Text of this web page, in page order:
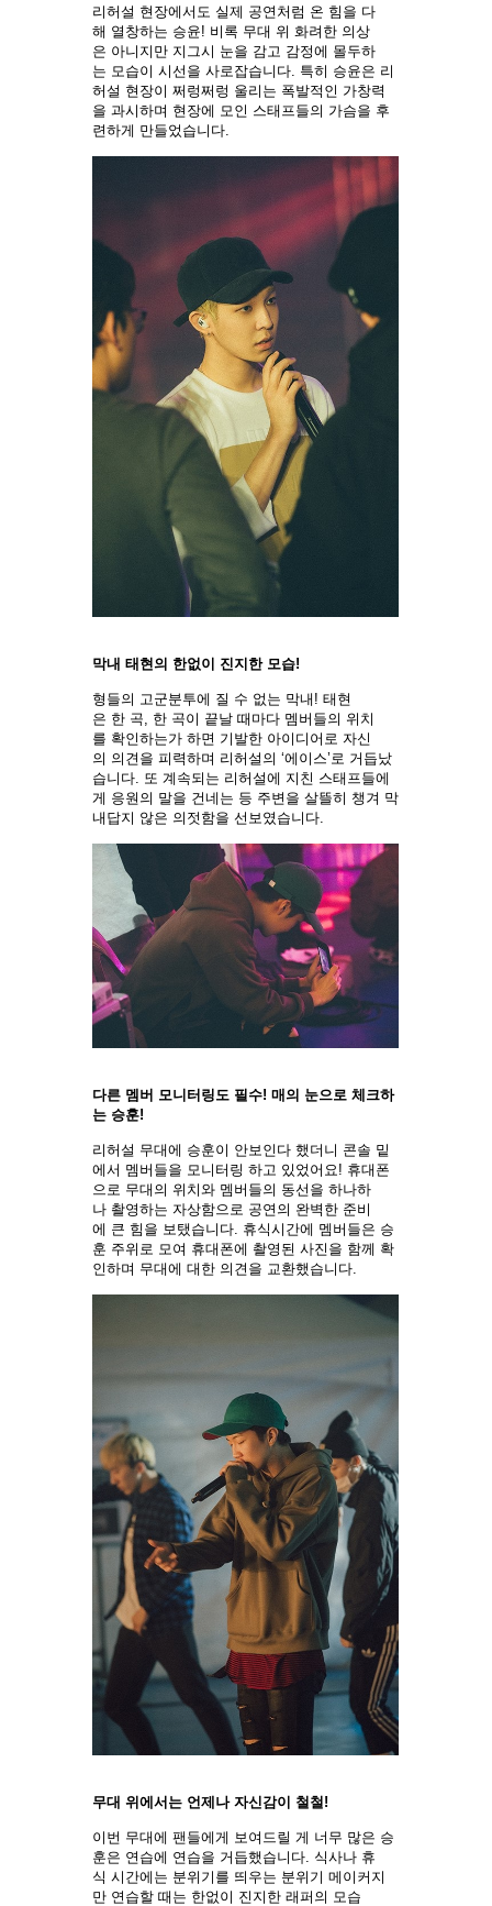
리허설 현장에서도 실제 공연처럼 온 힘을 다
해 열창하는 승윤! 비록 무대 위 화려한 의상
은 아니지만 지그시 눈을 감고 감정에 몰두하
는 모습이 시선을 사로잡습니다. 특히 승윤은 리
허설 현장이 쩌렁쩌렁 울리는 폭발적인 가창력
을 과시하며 현장에 모인 스태프들의 가슴을 후
련하게 만들었습니다.
막내 태현의 한없이 진지한 모습!
형들의 고군분투에 질 수 없는 막내! 태현
은 한 곡, 한 곡이 끝날 때마다 멤버들의 위치
를 확인하는가 하면 기발한 아이디어로 자신
의 의견을 피력하며 리허설의 ‘에이스’로 거듭났
습니다. 또 계속되는 리허설에 지친 스태프들에
게 응원의 말을 건네는 등 주변을 살뜰히 챙겨 막
내답지 않은 의젓함을 선보였습니다.
다른 멤버 모니터링도 필수! 매의 눈으로 체크하
는 승훈!
리허설 무대에 승훈이 안보인다 했더니 콘솔 밑
에서 멤버들을 모니터링 하고 있었어요! 휴대폰
으로 무대의 위치와 멤버들의 동선을 하나하
나 촬영하는 자상함으로 공연의 완벽한 준비
에 큰 힘을 보탰습니다. 휴식시간에 멤버들은 승
훈 주위로 모여 휴대폰에 촬영된 사진을 함께 확
인하며 무대에 대한 의견을 교환했습니다.
무대 위에서는 언제나 자신감이 철철!
이번 무대에 팬들에게 보여드릴 게 너무 많은 승
훈은 연습에 연습을 거듭했습니다. 식사나 휴
식 시간에는 분위기를 띄우는 분위기 메이커지
만 연습할 때는 한없이 진지한 래퍼의 모습